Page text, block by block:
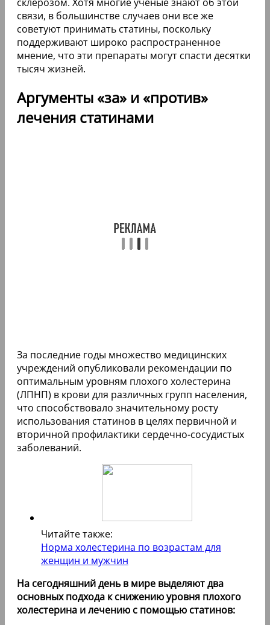
связи, в большинстве случаев они все же
советуют принимать статины, поскольку
поддерживают широко распространенное
мнение, что эти препараты могут спасти десятки
тысяч жизней.
Аргументы «за» и «против»
лечения статинами
За последние годы множество медицинских
учреждений опубликовали рекомендации по
оптимальным уровням плохого холестерина
(ЛПНП) в крови для различных групп населения,
что способствовало значительному росту
использования статинов в целях первичной и
вторичной профилактики сердечно-сосудистых
заболеваний.
Читайте также:
Норма холестерина по возрастам для
женщин и мужчин
На сегодняшний день в мире выделяют два
основных подхода к снижению уровня плохого
холестерина и лечению с помощью статинов: